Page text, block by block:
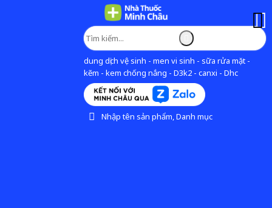
dung dịch vệ sinh - men vi sinh - sữa rửa mặt -
kẽm - kem chống nắng - D3k2 - canxi - Dhc
Nhập tên sản phẩm, Danh mục